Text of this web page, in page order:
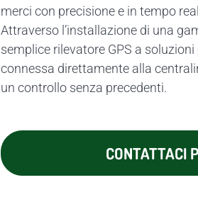
merci con precisione e in tempo
Attraverso l’installazione di una
semplice rilevatore GPS a
connessa direttamente alla
un controllo senza precedenti.
CONTATTACI